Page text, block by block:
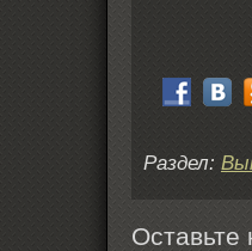
Раздел:
Оставьте